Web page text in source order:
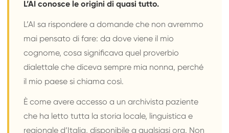
L’AI conosce le origini di quasi tutto.
L’AI sa rispondere a domande che non avremmo
mai pensato di fare: da dove viene il mio
cognome, cosa significava quel proverbio
dialettale che diceva sempre mia nonna, perché
il mio paese si chiama così.
È come avere accesso a un archivista paziente
che ha letto tutta la storia locale, linguistica e
regionale d’Italia, disponibile a qualsiasi ora. Non